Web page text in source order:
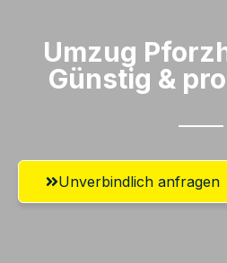
Umzug
Günstig &
Unverbindlich anfragen